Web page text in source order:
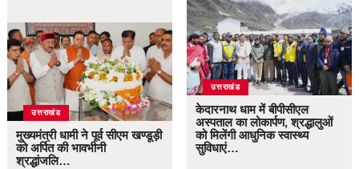
उत्तराखंड
मुख्यमंत्री धामी ने पूर्व सीएम खण्डूड़ी
को अर्पित की भावभीनी
श्रद्धांजलि…
उत्तराखंड
केदारनाथ धाम में बीपीसीएल
अस्पताल का लोकार्पण, श्रद्धालुओं
को मिलेंगी आधुनिक स्वास्थ्य
सुविधाएं…